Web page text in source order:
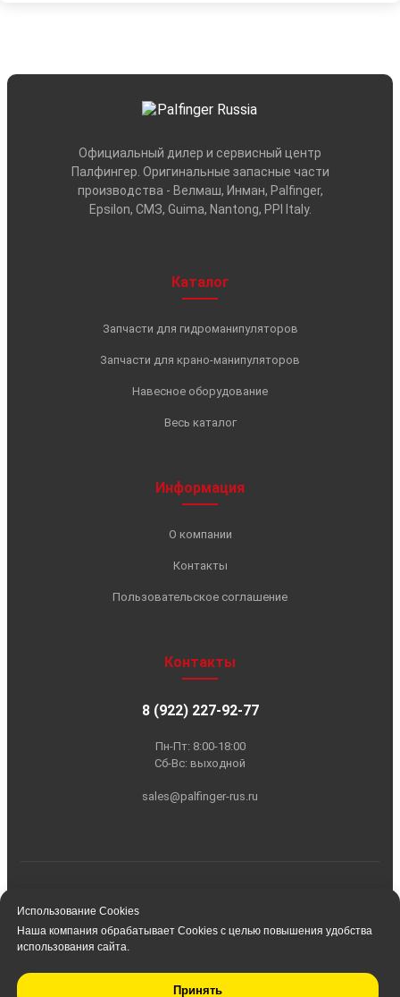
Использование Cookies
Наша компания обрабатывает Cookies с целью повышения удобства
использования сайта.
Принять